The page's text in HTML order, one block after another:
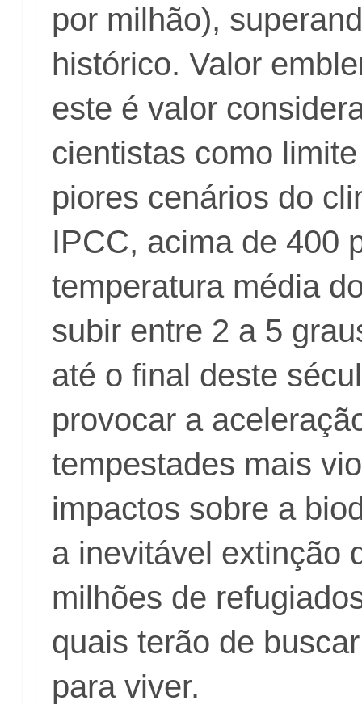
por milhão),
histórico. Valor
este é valor
cientistas como
piores cenários do
IPCC, acima de 400
temperatura média
subir entre 2 a 5
até o final deste
provocar a
tempestades mais
impactos sobre a
a inevitável extinção
milhões de
quais terão de
para viver.